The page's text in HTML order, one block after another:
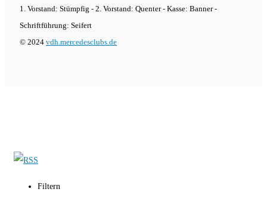
1. Vorstand: Stümpfig - 2. Vorstand: Quenter - Kasse: Banner -
Schriftführung: Seifert
© 2024 vdh.mercedesclubs.de
Filtern